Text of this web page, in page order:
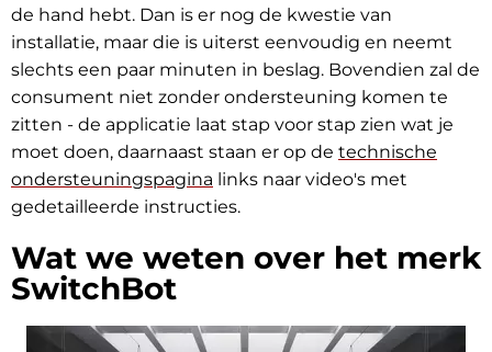
de hand hebt. Dan is er nog de kwestie van
installatie, maar die is uiterst eenvoudig en neemt
slechts een paar minuten in beslag. Bovendien zal de
consument niet zonder ondersteuning komen te
zitten - de applicatie laat stap voor stap zien wat je
moet doen, daarnaast staan er op de technische
ondersteuningspagina links naar video's met
gedetailleerde instructies.
Wat we weten over het merk
SwitchBot